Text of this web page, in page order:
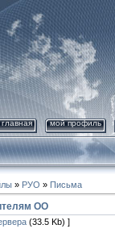
главная мой профиль
» РУО » Письма
ОО
(33.5 Kb) ]